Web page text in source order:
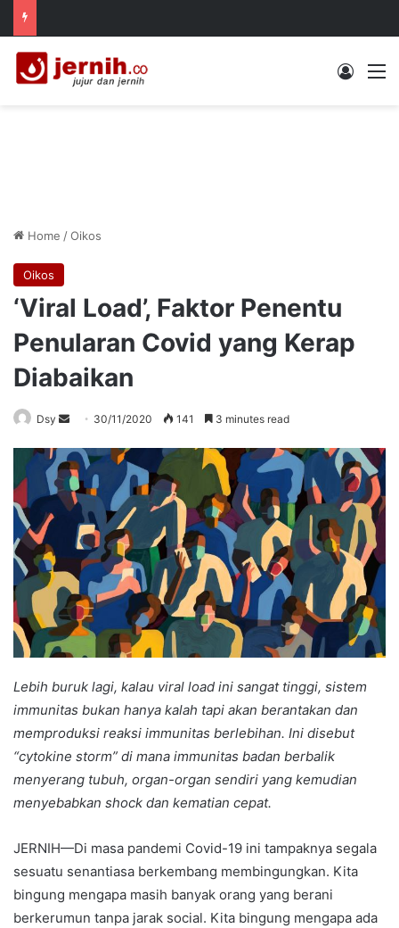
Log In
Home /Oikos
Oikos
‘Viral Load’, Faktor Penentu
Penularan Covid yang Kerap
Diabaikan
Dsy
Send
email
30/11/2020 141 3 minutes read
Lebih buruk lagi, kalau viral load ini sangat tinggi, sistem
immunitas bukan hanya kalah tapi akan berantakan dan
memproduksi reaksi immunitas berlebihan. Ini disebut
“cytokine storm” di mana immunitas badan berbalik
menyerang tubuh, organ-organ sendiri yang kemudian
menyebabkan shock dan kematian cepat.
JERNIH—Di masa pandemi Covid-19 ini tampaknya segala
sesuatu senantiasa berkembang membingungkan. Kita
bingung mengapa masih banyak orang yang berani
berkerumun tanpa jarak social. Kita bingung mengapa ada